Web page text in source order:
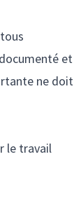
et
ne doit
le travail